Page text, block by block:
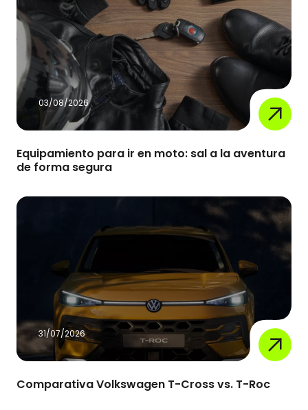
03/08/2026
Equipamiento para ir en moto: sal a la aventura
de forma segura
31/07/2026
Comparativa Volkswagen T-Cross vs. T-Roc